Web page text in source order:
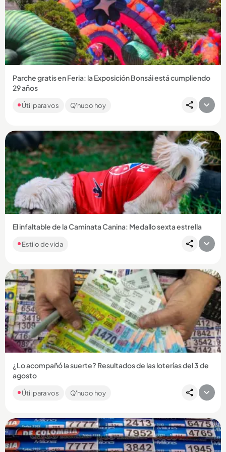
Compartir Noticia
Parche gratis en Feria: la Exposición Bonsái está cumpliendo
29 años
Sandiego tendrá actividades gratuitas en agosto con motivo
Útil para vos Q'hubo hoy
Compartir Noticia
El infaltable de la Caminata Canina: Medallo sexta estrella
Estilo de vida
Compartir Noticia
¿Lo acompañó la suerte? Resultados de las loterías del 3 de
agosto
Como cada día, en Q’HUBO le traemos los resultados de los
chances y loterías que jugaron en el país. Si es apostador,
Útil para vos Q'hubo hoy